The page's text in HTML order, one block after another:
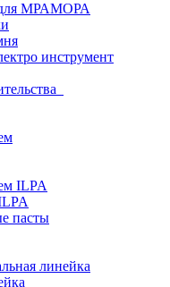
МРАМОРА
инструмент
ILPA
пасты
линейка